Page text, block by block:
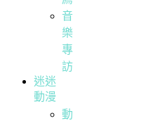
音
樂
專
訪
迷迷
動漫
動